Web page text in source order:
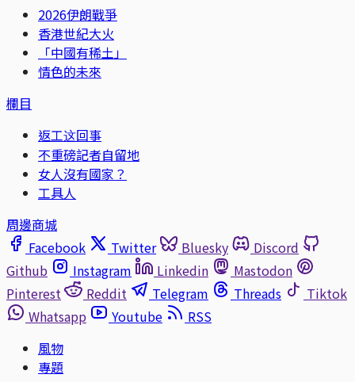
2026伊朗戰爭
香港世紀大火
「中國有稀土」
情色的未來
欄目
返工这回事
不重磅記者自留地
女人沒有國家？
工具人
周邊商城
Facebook
Twitter Bluesky
Discord
Github
Instagram Linkedin
Mastodon
Pinterest
Reddit Telegram Threads
Tiktok
Whatsapp
Youtube
RSS
風物
專題